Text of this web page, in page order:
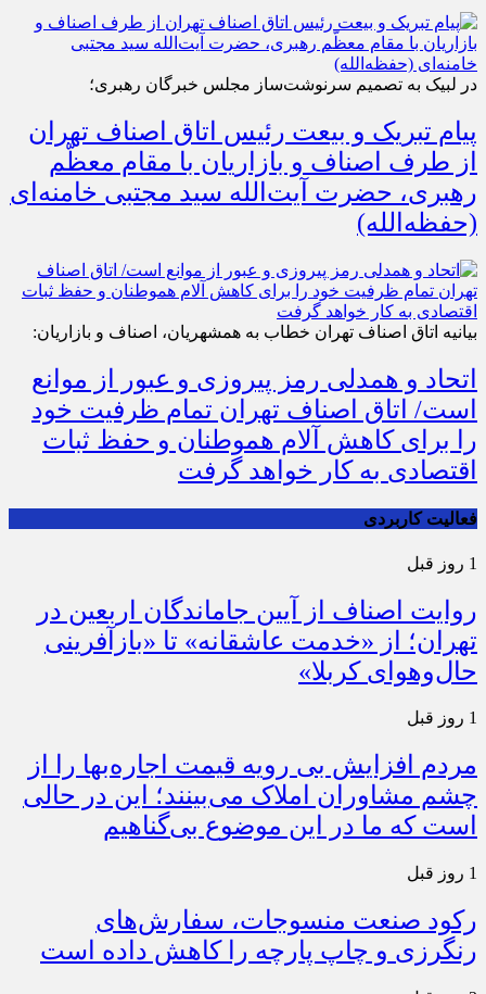
در لبیک به تصمیم سرنوشت‌ساز مجلس خبرگان رهبری؛
پیام تبریک و بیعت رئیس اتاق اصناف تهران
از طرف اصناف و بازاریان با مقام معظّم
رهبری، حضرت آیت‌الله سید مجتبی خامنه‌ای
(حفظه‌الله)
بیانیه اتاق اصناف تهران خطاب به همشهریان، اصناف و بازاریان:
اتحاد و همدلی رمز پیروزی و عبور از موانع
است/ اتاق اصناف تهران تمام ظرفیت خود
را برای کاهش آلام هموطنان و حفظ ثبات
اقتصادی به کار خواهد گرفت
فعالیت کاربردی
1 روز قبل
روایت اصناف از آیین جاماندگان اربعین در
تهران؛ از «خدمت عاشقانه» تا «بازآفرینی
حال‌وهوای کربلا»
1 روز قبل
مردم افزایش بی رویه قیمت اجاره‌بها را از
چشم مشاوران املاک می‌بینند؛ این در حالی
است که ما در این موضوع بی‌گناهیم
1 روز قبل
رکود صنعت منسوجات، سفارش‌های
رنگرزی و چاپ پارچه را کاهش داده است